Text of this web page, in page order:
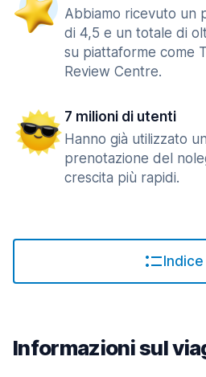
Abbiamo ricevuto un
di 4,5 e un totale di
su piattaforme come
Review Centre.
7 milioni di utenti
Hanno già utilizzato
prenotazione del
crescita più rapidi.
Indice
Informazioni sul